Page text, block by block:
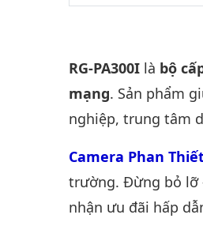
RG-PA300I là bộ
mạng. Sản phẩm
nghiệp, trung tâm
Camera Phan
trường. Đừng bỏ lỡ
nhận ưu đãi hấp